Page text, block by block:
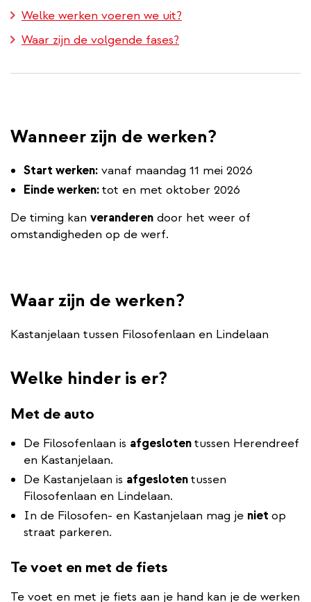
Welke werken voeren we uit?
Waar zijn de volgende fases?
Wanneer zijn de werken?
Start werken: vanaf maandag 11 mei 2026
Einde werken:tot en met oktober 2026
De timing kan veranderen door het weer of
omstandigheden op de werf.
Waar zijn de werken?
Kastanjelaan tussen Filosofenlaan en Lindelaan
Welke hinder is er?
Met de auto
De Filosofenlaan is afgeslotentussen Herendreef
en Kastanjelaan.
De Kastanjelaan is afgeslotentussen
Filosofenlaan en Lindelaan.
In de Filosofen- en Kastanjelaan mag je niet op
straat parkeren.
Te voet en met de fiets
Te voet en met je fiets aan je hand kan je de werken